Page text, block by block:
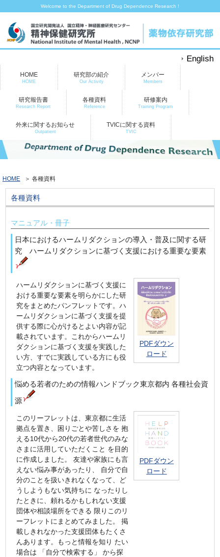
Welcome to the Department of Drug Dependence Research !
English
HOME
HOME
研究部の紹介
Our Activity
メンバー
Members
研究報告書
Research Report
各種資料
Reference
研修案内
Training Program
外来に関するお知らせ
Outpatient
TVICに関する資料
TVIC
HOME ＞ 各種資料
各種資料
マニュアル・冊子
日本におけるハームリダクションの導入・普及に関する研
究 ハームリダクションに基づく支援における重要な要素
ハームリダクションに基づく支援に
おける重要な要素を明らかにした研
究をまとめたパンフレットです。ハ
ームリダクションに基づく支援を提
供する際に心がけるとよい内容が記
載されています。これからハームリ
ダクションに基づく支援を実践した
い方、すでに実践している方にも役
立つ内容となっています。
PDFダウン
ロード
悩める若者のための情報ハンドブック東京都内 各種社会資
源
このリーフレットは、東京都に生活
拠点を置き、困りごとや苦しさを 抱
える10代から20代の若者世代のみな
さまに活用していただくこと を目的
に作成しました。 友達や家族にも言
えない悩み事があったり、 自分で自
分のことを扱いきれなくなって、ど
うしようもない気持ちに なったりし
たときに、頼れるかもしれない支援
団体や相談場所をできる 限りこのリ
ーフレットにまとめてみました。 掲
載しきれなかった支援団体もたくさ
んあります。もっと情報を知り たい
場合は 「自分で検索する」 から探
PDFダウン
ロード